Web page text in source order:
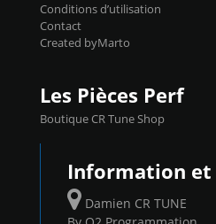
Conditions d’utilisation
Contact
Created byMarto
Les Pièces Perf
Boutique CR Tune Shop
Information et
Damien CR TUNE